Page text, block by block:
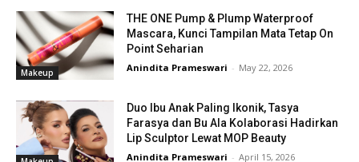
Makeup
THE ONE Pump & Plump Waterproof
Mascara, Kunci Tampilan Mata Tetap On
Point Seharian
Anindita Prameswari - May 22, 2026
Duo Ibu Anak Paling Ikonik, Tasya
Farasya dan Bu Ala Kolaborasi Hadirkan
Lip Sculptor Lewat MOP Beauty
Anindita Prameswari - April 15, 2026